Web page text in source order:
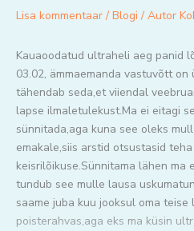
Lisa kommentaar / Blogi / Autor
Kauaoodatud ultraheli aeg panid
03.02, ämmaemanda vastuvõtt
tähendab seda,et viiendal
lapse ilmaletulekust.Ma ei eitagi
sünnitada,aga kuna see oleks
emakale,siis arstid otsustasid
keisrilõikuse.Sünnitama lähen ma
tundub see mulle lausa
saame juba kuu jooksul oma
poisterahvas,aga eks ma küsin